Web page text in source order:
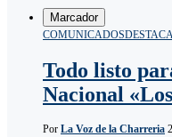
Marcador
COMUNICADOS
Todo listo
Nacional
Por La Voz de la Charreria